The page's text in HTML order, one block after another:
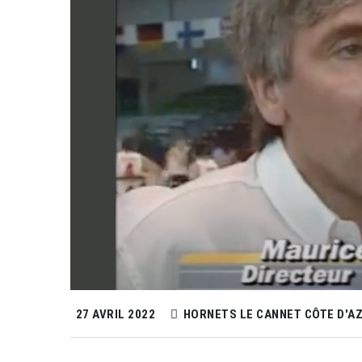
27 AVRIL 2022 HORNETS LE CANNET CÔTE